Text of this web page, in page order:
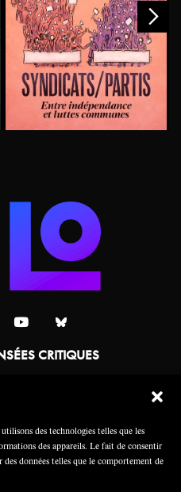
des technologies telles que les
des appareils. Le fait de consentir
données telles que le comportement de
CRITIQUES